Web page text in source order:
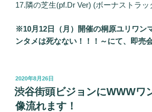
17.隣の芝生(pf.Dr Ver) (ボーナストラッ
※10月12日（月）開催の桐原ユリワ
ンタメは死なない！！！～にて、即売
投
稿
日:
2020年8月26日
渋谷街頭ビジョンにWWWワ
像流れます！